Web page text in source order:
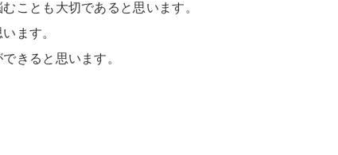
ことも大切であると思います。
ます。
きると思います。